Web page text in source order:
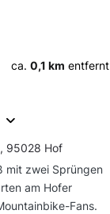
ca. 0,1 km entfernt
95028 Hof
mit zwei Sprüngen
am Hofer
Fans.